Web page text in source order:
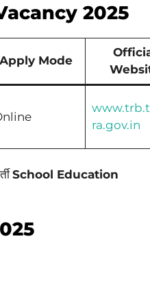
2025
Apply Mode
ra.gov.in
School Education